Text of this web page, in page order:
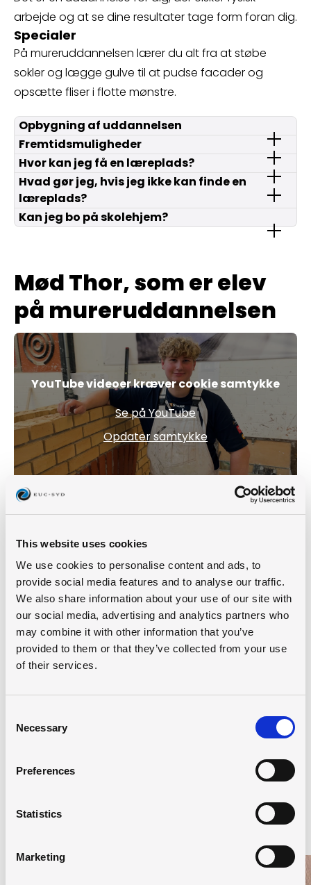
This website uses cookies
We use cookies to personalise content and ads, to
provide social media features and to analyse our traffic.
We also share information about your use of our site with
our social media, advertising and analytics partners who
may combine it with other information that you’ve
provided to them or that they’ve collected from your use
of their services.
Selection
Necessary
Preferences
Statistics
Marketing
arbejde og at se dine resultater tage form foran dig.
Specialer
På mureruddannelsen lærer du alt fra at støbe
sokler og lægge gulve til at pudse facader og
opsætte fliser i flotte mønstre.
Opbygning af uddannelsen
Fremtidsmuligheder
Hvor kan jeg få en læreplads?
Hvad gør jeg, hvis jeg ikke kan finde en
læreplads?
Kan jeg bo på skolehjem?
Mød Thor, som er elev
på mureruddannelsen
YouTube videoer kræver cookie samtykke
Se på YouTube
Opdater samtykke
Praktisk information
Hvordan får jeg penge under min
uddannelse?
Kan jeg få hjælp i undervisningen?
Hvordan sparer jeg penge på transport?
Merit - Allerede haft fag eller lært noget
på jobbet?
Relaterede uddannelser
Læs mere om Bliv anlægs- og bygningsstruktør -